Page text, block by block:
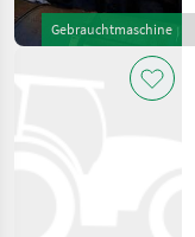
Gebrauchtmaschine